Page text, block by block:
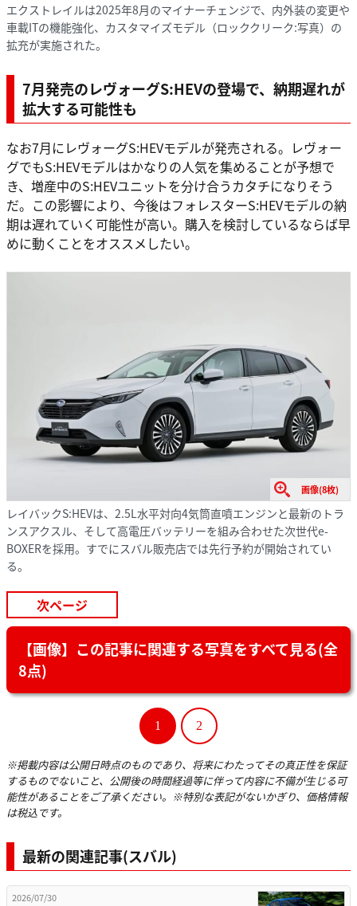
エクストレイルは2025年8月のマイナーチェンジで、内外装の変更や
車載ITの機能強化、カスタマイズモデル（ロッククリーク:写真）の
拡充が実施された。
7月発売のレヴォーグS:HEVの登場で、納期遅れが
拡大する可能性も
なお7月にレヴォーグS:HEVモデルが発売される。レヴォー
グでもS:HEVモデルはかなりの人気を集めることが予想で
き、増産中のS:HEVユニットを分け合うカタチになりそう
だ。この影響により、今後はフォレスターS:HEVモデルの納
期は遅れていく可能性が高い。購入を検討しているならば早
めに動くことをオススメしたい。
画像(8枚)
レイバックS:HEVは、2.5L水平対向4気筒直噴エンジンと最新のトラ
ンスアクスル、そして高電圧バッテリーを組み合わせた次世代e-
BOXERを採用。すでにスバル販売店では先行予約が開始されてい
る。
次ページ
【画像】この記事に関連する写真をすべて見る(全
8点)
1 2
※掲載内容は公開日時点のものであり、将来にわたってその真正性を保証
するものでないこと、公開後の時間経過等に伴って内容に不備が生じる可
能性があることをご了承ください。※特別な表記がないかぎり、価格情報
は税込です。
最新の関連記事(スバル)
2026/07/30